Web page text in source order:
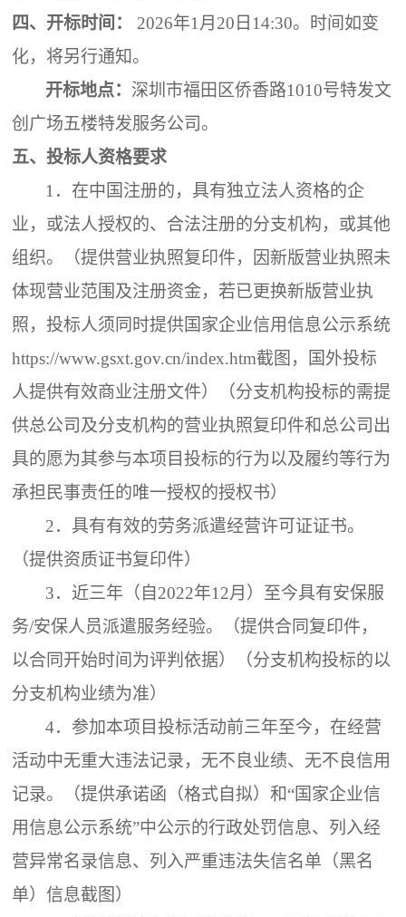
四、 开标时间： 2026年1 月 20 日 14:30。
时间如变
化，将另行通知。
开标地点： 深圳市福田区侨香路1010号特发文
创广场五楼特发服务公司。
五、投标人资格要求
1． 在中国注册的，具有独立法人资格的企
业，或法人授权的、合法注册的分支机构，或其他
组织。（提供营业执照复印件，因新版营业执照未
体现营业范围及注册资金，若已更换新版营业执
照，投标人须同时提供国家企业信用信息公示系统
https://www.gsxt.gov.cn/index.htm截图，国外投标
人提供有效商业注册文件）（分支机构投标的需提
供总公司及分支机构的营业执照复印件和总公司出
具的愿为其参与本项目投标的行为以及履约等行为
承担民事责任的唯一授权的授权书）
2． 具有有效的劳务派遣经营许可证证书。
（提供资质证书复印件）
3． 近三年（自2022年12月）至今具有安保服
务/安保人员派遣服务经验。（提供合同复印件，
以合同开始时间为评判依据）（分支机构投标的以
分支机构业绩为准）
4． 参加本项目投标活动前三年至今，在经营
活动中无重大违法记录，无不良业绩、无不良信用
记录。（提供承诺函（格式自拟）和“国家企业信
用信息公示系统”中公示的行政处罚信息、列入经
营异常名录信息、列入严重违法失信名单（黑名
单）信息截图）